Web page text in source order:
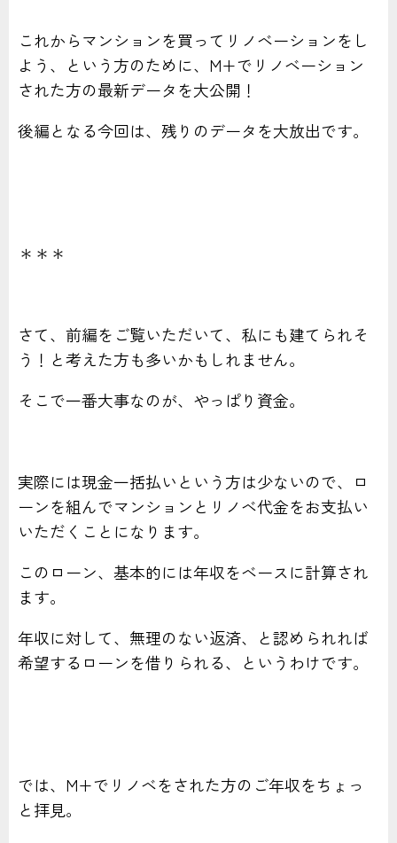
これからマンションを買ってリノベーションをし
よう、という方のために、M+でリノベーション
された方の最新データを大公開！
後編となる今回は、残りのデータを大放出です。
＊＊＊
さて、前編をご覧いただいて、私にも建てられそ
う！と考えた方も多いかもしれません。
そこで一番大事なのが、やっぱり資金。
実際には現金一括払いという方は少ないので、ロ
ーンを組んでマンションとリノベ代金をお支払い
いただくことになります。
このローン、基本的には年収をベースに計算され
ます。
年収に対して、無理のない返済、と認められれば
希望するローンを借りられる、というわけです。
では、M+でリノベをされた方のご年収をちょっ
と拝見。